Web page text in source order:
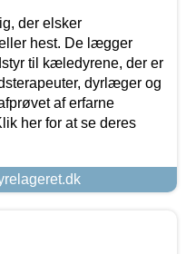
der elsker
hest. De lægger
til kæledyrene, der er
dyrlæger og
af erfarne
her for at se deres